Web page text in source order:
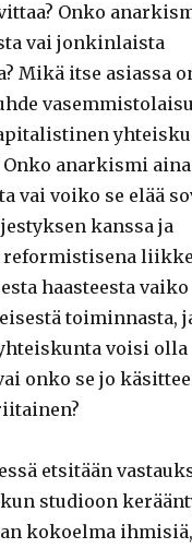
Onko
vai jonkinlaista
Mikä itse asiassa
anarkismi aina
vai voiko se elää
kanssa ja
haasteesta vaiko
toiminnasta,
voisi olla
onko se jo
etsitään
studioon
kokoelma